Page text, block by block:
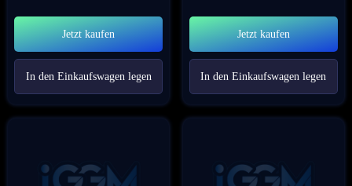
Jetzt kaufen
In den Einkaufswagen legen
Jetzt kaufen
In den Einkaufswagen legen